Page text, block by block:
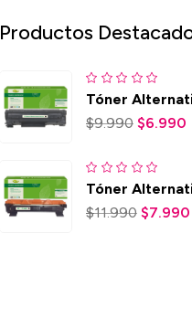
Productos
Tóner
CB 435 (35A) /
(36A) - CE
$9.990 $6.990
Tóner
Brother TN
$11.990 $7.990